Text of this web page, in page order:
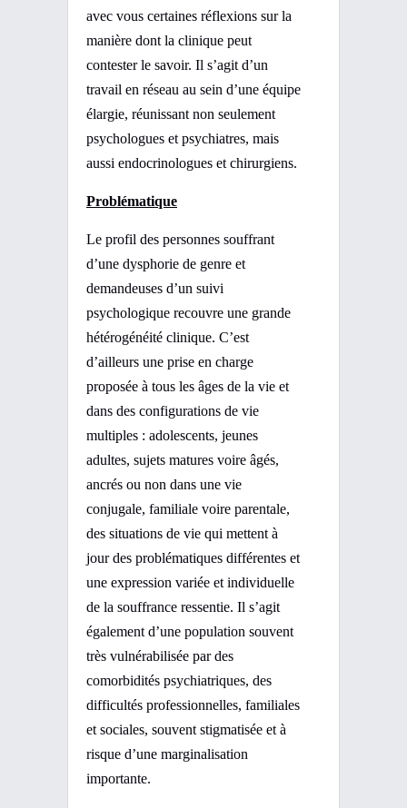
avec vous certaines réflexions sur la
manière dont la clinique peut
contester le savoir. Il s’agit d’un
travail en réseau au sein d’une équipe
élargie, réunissant non seulement
psychologues et psychiatres, mais
aussi endocrinologues et chirurgiens.
Problématique
Le profil des personnes souffrant
d’une dysphorie de genre et
demandeuses d’un suivi
psychologique recouvre une grande
hétérogénéité clinique. C’est
d’ailleurs une prise en charge
proposée à tous les âges de la vie et
dans des configurations de vie
multiples : adolescents, jeunes
adultes, sujets matures voire âgés,
ancrés ou non dans une vie
conjugale, familiale voire parentale,
des situations de vie qui mettent à
jour des problématiques différentes et
une expression variée et individuelle
de la souffrance ressentie. Il s’agit
également d’une population souvent
très vulnérabilisée par des
comorbidités psychiatriques, des
difficultés professionnelles, familiales
et sociales, souvent stigmatisée et à
risque d’une marginalisation
importante.